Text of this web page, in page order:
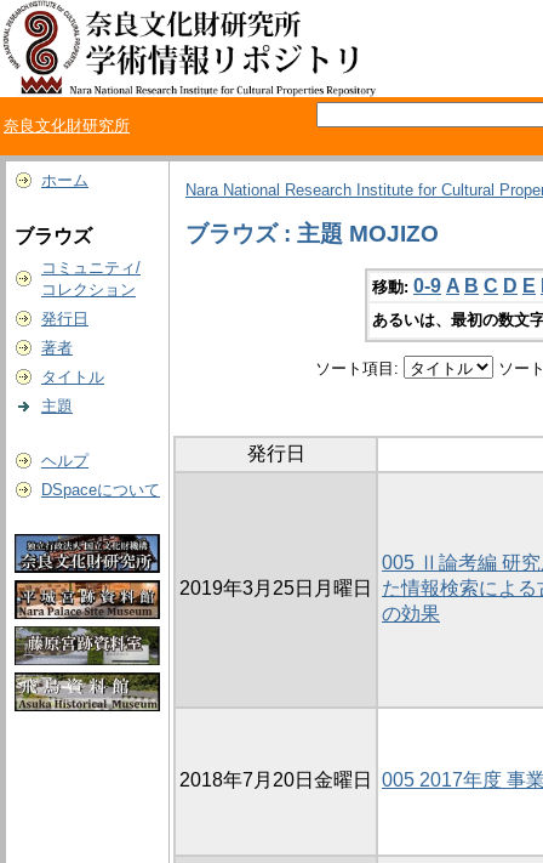
奈良文化財研究所
ホーム
ブラウズ
コミュニティ/
コレクション
発行日
著者
タイトル
主題
ヘルプ
DSpaceについて
Nara National Research Institute for Cultural
ブラウズ : 主題 MOJIZO
移動: 0-9 A B C D E
あるいは、最初の数文
ソート項目: ソー
発行日
2019年3月25日月曜日
005 Ⅱ論考編 研
た情報検索によ
の効果
2018年7月20日金曜日 005 2017年度 事